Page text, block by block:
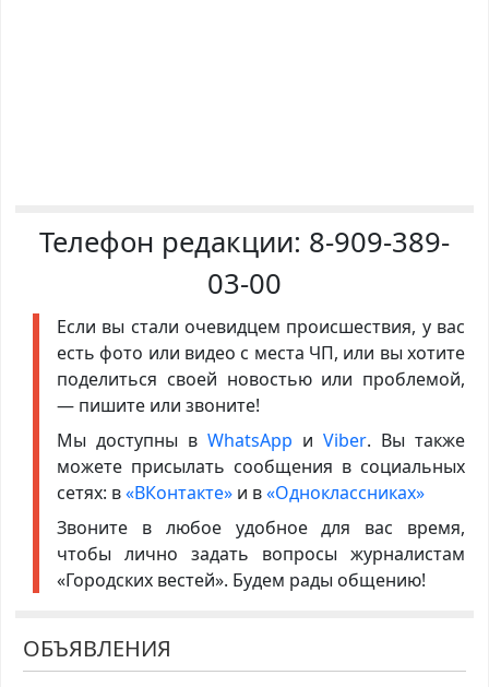
Телефон редакции: 8-909-389-
03-00
Если вы стали очевидцем происшествия, у вас
есть фото или видео с места ЧП, или вы хотите
поделиться своей новостью или проблемой,
— пишите или звоните!
Мы доступны в WhatsApp иViber. Вы также
можете присылать сообщения в социальных
сетях: в«ВКонтакте»и в«Одноклассниках»
Звоните в любое удобное для вас время,
чтобы лично задать вопросы журналистам
«Городских вестей». Будем рады общению!
ОБЪЯВЛЕНИЯ